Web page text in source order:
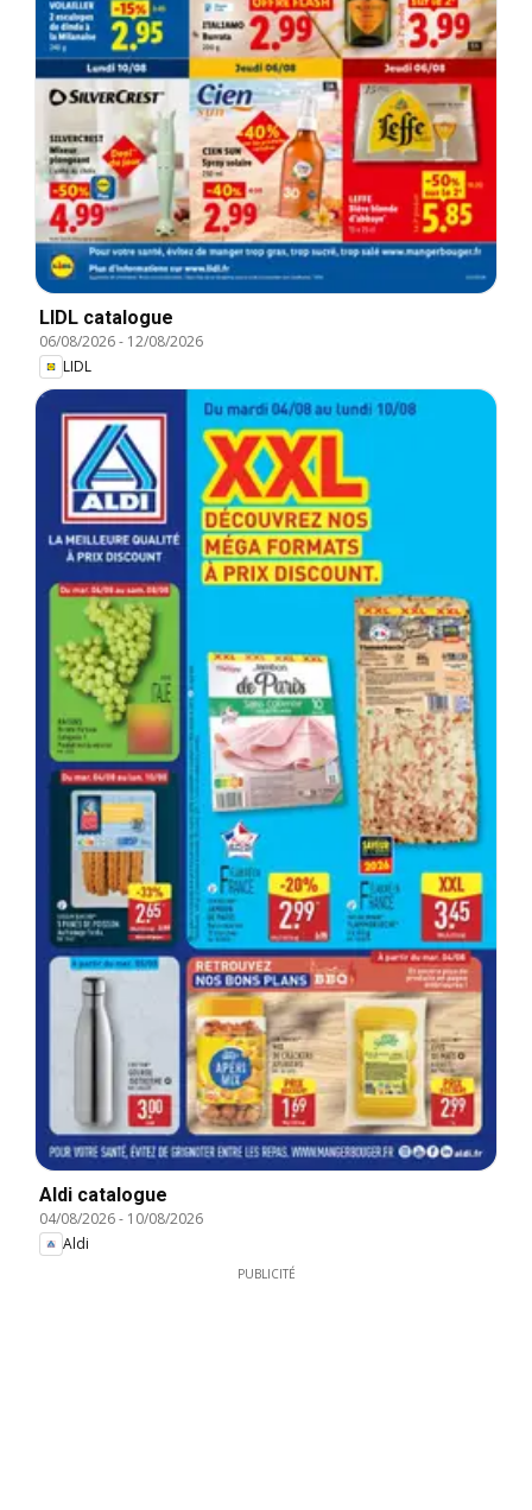
LIDL catalogue
06/08/2026- 12/08/2026
LIDL
Aldi catalogue
04/08/2026- 10/08/2026
Aldi
PUBLICITÉ